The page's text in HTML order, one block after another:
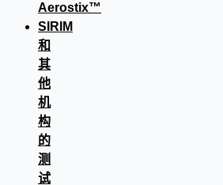
Aerostix™
SIRIM
和
其
他
机
构
的
测
试